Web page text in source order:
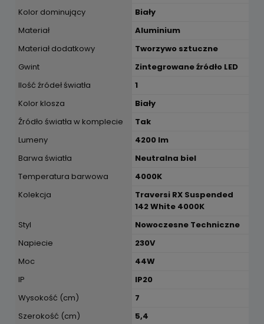
Kolor dominujący
Biały
Materiał
Aluminium
Materiał dodatkowy
Tworzywo sztuczne
Gwint
Zintegrowane źródło LED
Ilość źródeł światła
1
Kolor klosza
Biały
Źródło światła w komplecie
Tak
Lumeny
4200 lm
Barwa światła
Neutralna biel
Temperatura barwowa
4000K
Kolekcja
Traversi RX Suspended
142 White 4000K
Styl
Nowoczesne Techniczne
Napiecie
230V
Moc
44W
IP
IP20
Wysokość (cm)
7
Szerokość (cm)
5,4